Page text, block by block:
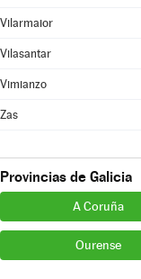
Vilarmaior
Vilasantar
Vimianzo
Zas
Provincias de Galicia
A Coruña
Ourense